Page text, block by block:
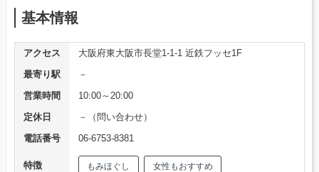
基本情報
アクセス
大阪府東大阪市長堂1-1-1 近鉄フッセ1F
最寄り駅
－
営業時間
10:00～20:00
定休日
－（問い合わせ）
電話番号
06-6753-8381
特徴 もみほぐし 女性もおすすめ